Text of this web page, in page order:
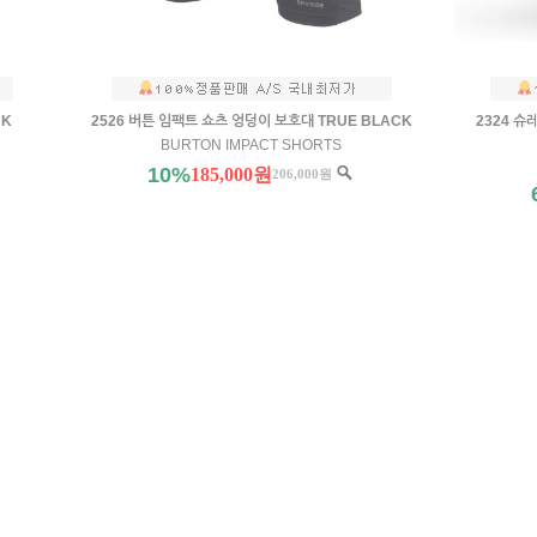
2526 버튼 임팩트 쇼츠 엉덩이 보호대 TRUE BLACK
BURTON IMPACT SHORTS
10%185,000원 206,000원
2324 슈